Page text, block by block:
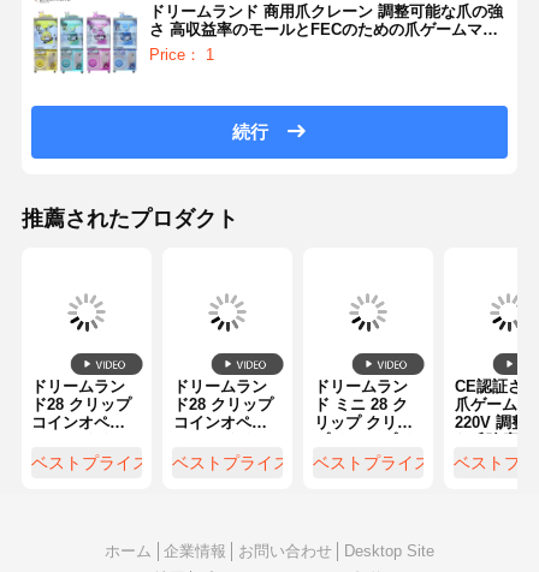
ドリームランド 商用爪クレーン 調整可能な爪の強
さ 高収益率のモールとFECのための爪ゲームマシ
ン
Price： 1
続行
推薦されたプロダクト
ドリームラン
ド28 クリップ
コインオペレ
ンクリップマ
シン ミニ景品
ベストプライス
ドリームラン
ド28 クリップ
コインオペレ
ンクリップマ
シン ミニ景品
店向け
ベストプライス
ドリームラン
ド ミニ 28 ク
リップ クリッ
リップ 自動販
売機 コイン 操
ベストプライス
CE認証さ
爪ゲーム機
220V 調整
照明付き賞
キャッチャ
ベストプ
ホーム 企業情報 お問い合わせ
Desktop Site